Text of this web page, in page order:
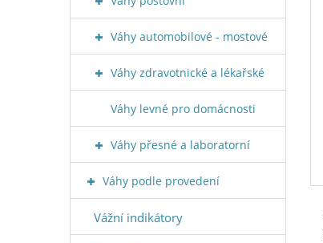
Váhy automobilové - mostové
Váhy zdravotnické a lékařské
Váhy levné pro domácnosti
Váhy přesné a laboratorní
Váhy podle provedení
Vážní indikátory